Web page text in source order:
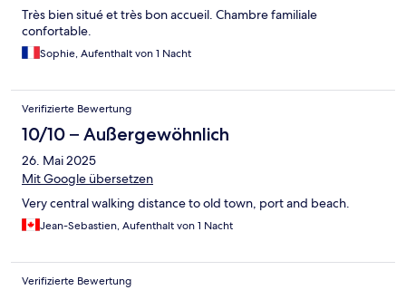
Très bien situé et très bon accueil. Chambre familiale
confortable.
Sophie, Aufenthalt von 1 Nacht
Verifizierte Bewertung
10/10 – Außergewöhnlich
26. Mai 2025
Mit Google übersetzen
Very central walking distance to old town, port and beach.
Jean-Sebastien, Aufenthalt von 1 Nacht
Verifizierte Bewertung